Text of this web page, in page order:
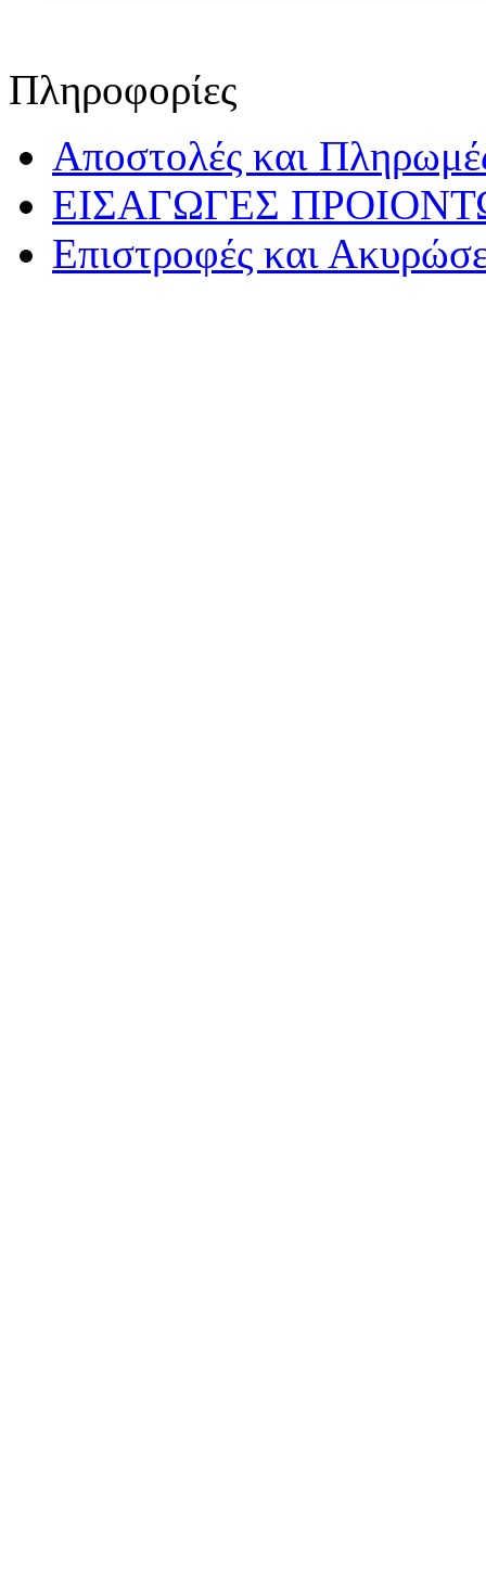
Πληροφορίες
Αποστολές και
ΕΙΣΑΓΩΓΕΣ
Επιστροφές και